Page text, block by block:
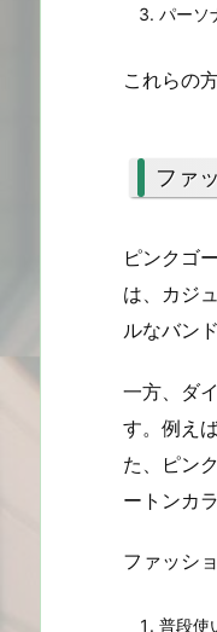
パーソ
これらの
ファ
ピンクゴ
は、カジ
ルなバン
一方、ダ
す。例え
た、ピン
ートンカ
ファッシ
普段使